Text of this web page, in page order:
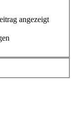
angezeigt